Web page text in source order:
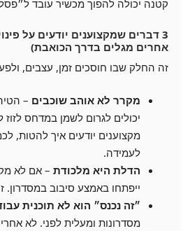
קטנה יכולה להפוך מכשיר עובד
3 דברים שמקצוענים יודעים על
אחרים מגלים בדרך הכואבת)
זה החלק שבו חוסכים זמן, עצבים,
מקרר לא אוהב שוכבים –
יכולים לגרום לשמן במדחס לזוז
מקצוענים יודעים איך להטות,
לעמידה.
הדלת היא מלכודת – אם לא
ייפתחו באמצע סיבוב
״זה נכנס״ הוא לא תוכנית
מסדרונות ומעלית לפני. לא